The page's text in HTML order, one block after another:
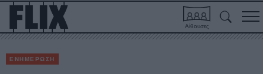
Αίθουσες
ΕΝΗΜΕΡΩΣΗ